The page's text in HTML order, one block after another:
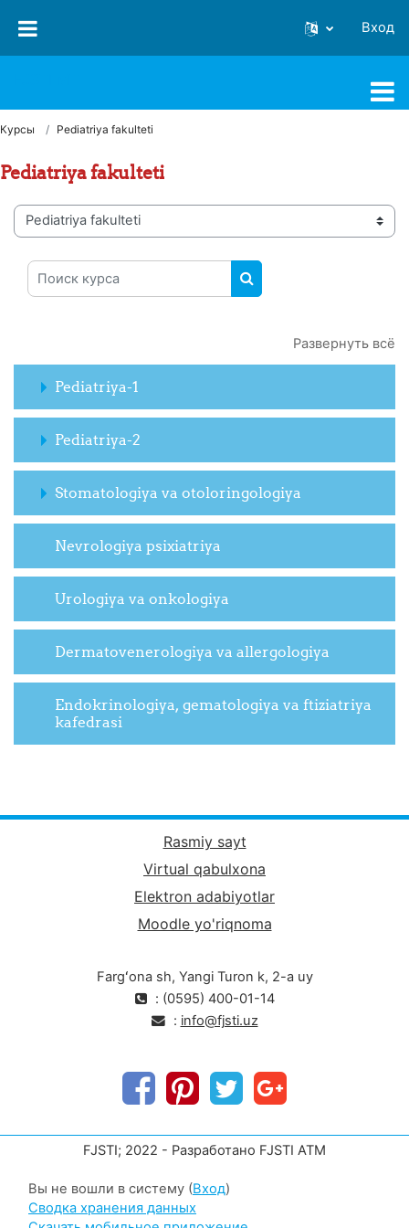
Вход
Курсы Pediatriya fakulteti
Pediatriya fakulteti
Категории курсов
Поиск курса
ПОИСК КУРСА
Развернуть всё
Pediatriya-1
Pediatriya-2
Stomatologiya va otoloringologiya
Nevrologiya psixiatriya
Urologiya va onkologiya
Dermatovenerologiya va allergologiya
Endokrinologiya, gematologiya va ftiziatriya
kafedrasi
Rasmiy sayt
Virtual qabulxona
Elektron adabiyotlar
Moodle yo'riqnoma
Fargʻona sh, Yangi Turon k, 2-a uy
: (0595) 400-01-14
: info@fjsti.uz
FJSTI; 2022 - Разработано FJSTI ATM
Вы не вошли в систему (Вход)
Сводка хранения данных